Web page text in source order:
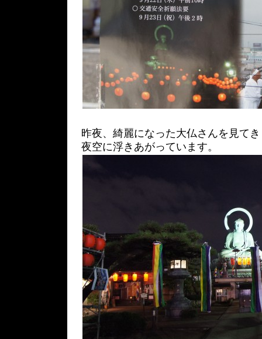
昨夜、綺麗になった大仏さんを見て
夜空に浮きあがっています。